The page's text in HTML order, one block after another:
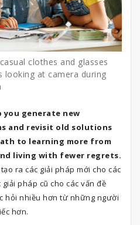
clothes and glasses
looking at camera during
generate new
and revisit old solutions
to learning more from
living with fewer regrets.
ra các giải pháp mới cho các
pháp cũ cho các vấn đề
hỏi nhiều hơn từ những người
hơn.